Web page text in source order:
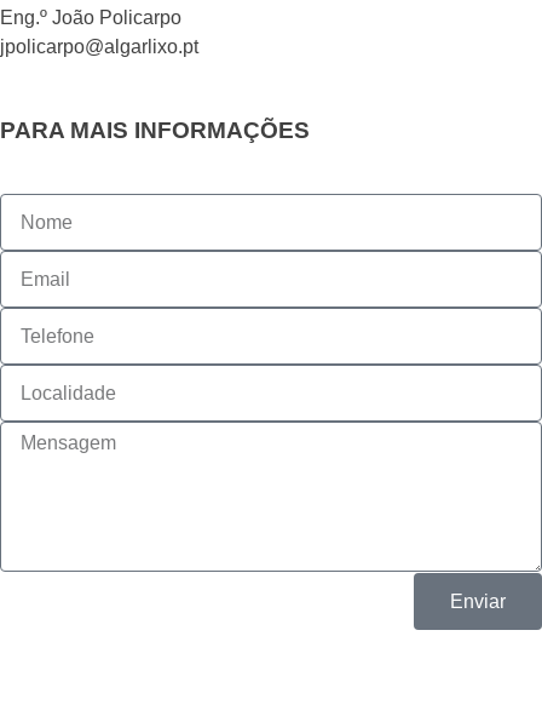
Eng.º João Policarpo
jpolicarpo@algarlixo.pt
PARA MAIS INFORMAÇÕES
Enviar